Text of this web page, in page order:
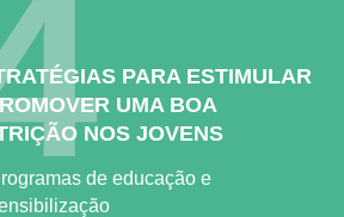
PARA ESTIMULAR
UMA BOA
NOS JOVENS
de educação e